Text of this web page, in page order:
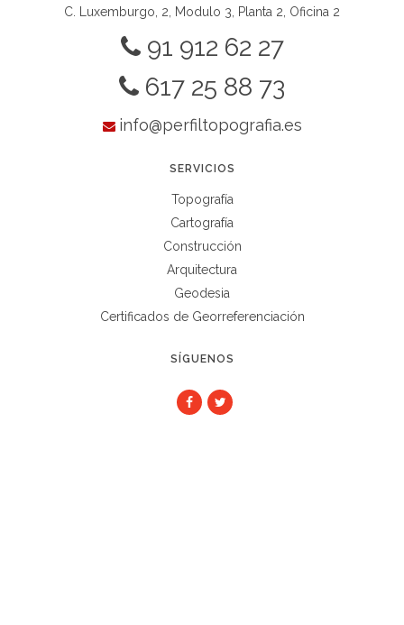
C. Luxemburgo, 2, Modulo 3, Planta 2, Oficina 2
91 912 62 27
617 25 88 73
info@perfiltopografia.es
SERVICIOS
Topografía
Cartografía
Construcción
Arquitectura
Geodesia
Certificados de Georreferenciación
SÍGUENOS